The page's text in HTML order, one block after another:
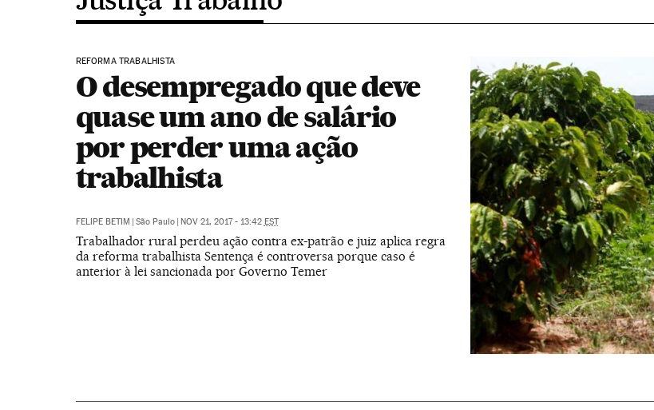
REFORMA TRABALHISTA
O desempregado que deve
quase um ano de salário
por perder uma ação
trabalhista
FELIPE BETIM | São Paulo | NOV 21, 2017 - 13:42 EST
Trabalhador rural perdeu ação contra ex-patrão e juiz aplica regra
da reforma trabalhista Sentença é controversa porque caso é
anterior à lei sancionada por Governo Temer